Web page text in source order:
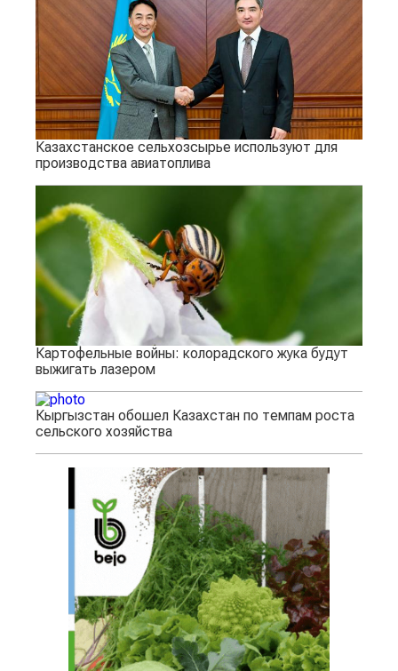
Казахстанское сельхозсырье используют для
производства авиатоплива
Картофельные войны: колорадского жука будут
выжигать лазером
Кыргызстан обошел Казахстан по темпам роста
сельского хозяйства